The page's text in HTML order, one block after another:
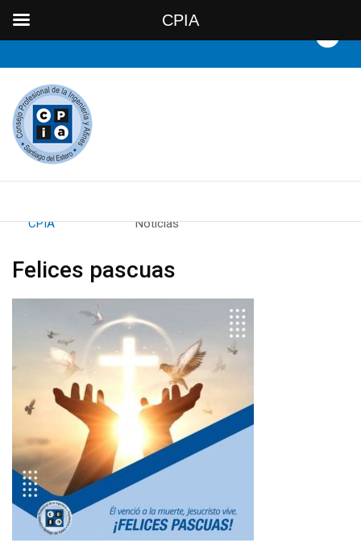
ByCPIA Category: Noticias
Felices pascuas
CPIA